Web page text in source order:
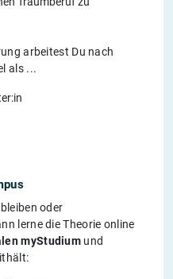
arbeitest Du nach
als ...
oder
lerne die Theorie online
myStudium und